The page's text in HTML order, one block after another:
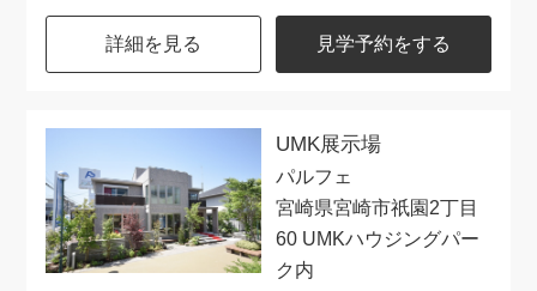
詳細を見る 見学予約をする
UMK展示場
パルフェ
宮崎県宮崎市祇園2丁目
60 UMKハウジングパー
ク内